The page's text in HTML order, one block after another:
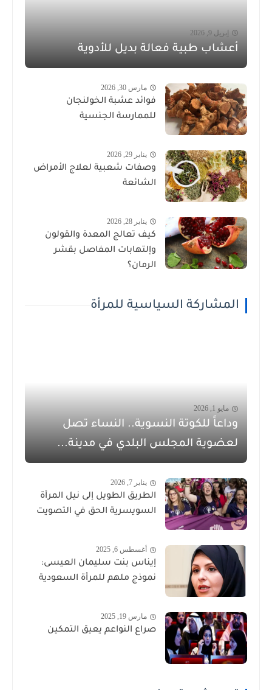
إبريل 9, 2026
أعشاب طبية فعالة بديل للأدوية
مارس 30, 2026
فوائد عشبة الخولنجان
للممارسة الجنسية
يناير 29, 2026
وصفات شعبية لعلاج الأمراض
الشائعة
يناير 28, 2026
كيف تعالج المعدة والقولون
وإلتهابات المفاصل بقشر
الرمان؟
المشاركة السياسية للمرأة
مايو 1, 2026
وداعاً للكوتة النسوية.. النساء تصل
لعضوية المجلس البلدي في مدينة...
يناير 7, 2026
الطريق الطويل إلى نيل المرأة
السويسرية الحق في التصويت
أغسطس 6, 2025
إيناس بنت سليمان العيسى:
نموذج ملهم للمرأة السعودية
مارس 19, 2025
صراع النواعم يعيق التمكين